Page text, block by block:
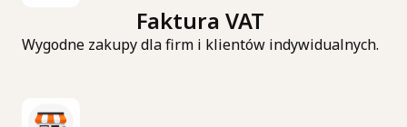
Faktura VAT
Wygodne zakupy dla firm i klientów indywidualnych.